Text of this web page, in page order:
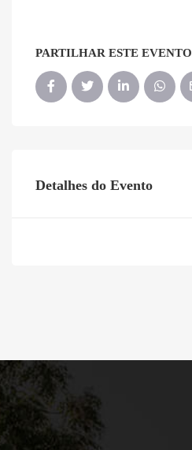
PARTILHAR ESTE EVENTO
Detalhes do Evento